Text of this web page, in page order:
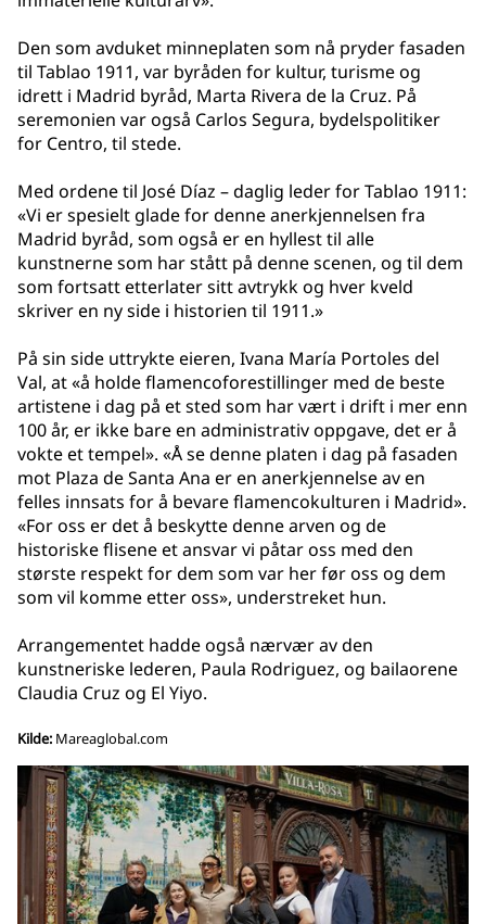
Den som avduket minneplaten som nå pryder fasaden
til Tablao 1911, var byråden for kultur, turisme og
idrett i Madrid byråd, Marta Rivera de la Cruz. På
seremonien var også Carlos Segura, bydelspolitiker
for Centro, til stede.
Med ordene til José Díaz – daglig leder for Tablao 1911:
«Vi er spesielt glade for denne anerkjennelsen fra
Madrid byråd, som også er en hyllest til alle
kunstnerne som har stått på denne scenen, og til dem
som fortsatt etterlater sitt avtrykk og hver kveld
skriver en ny side i historien til 1911.»
På sin side uttrykte eieren, Ivana María Portoles del
Val, at «å holde flamencoforestillinger med de beste
artistene i dag på et sted som har vært i drift i mer enn
100 år, er ikke bare en administrativ oppgave, det er å
vokte et tempel». «Å se denne platen i dag på fasaden
mot Plaza de Santa Ana er en anerkjennelse av en
felles innsats for å bevare flamencokulturen i Madrid».
«For oss er det å beskytte denne arven og de
historiske flisene et ansvar vi påtar oss med den
største respekt for dem som var her før oss og dem
som vil komme etter oss», understreket hun.
Arrangementet hadde også nærvær av den
kunstneriske lederen, Paula Rodriguez, og bailaorene
Claudia Cruz og El Yiyo.
Kilde: Mareaglobal.com